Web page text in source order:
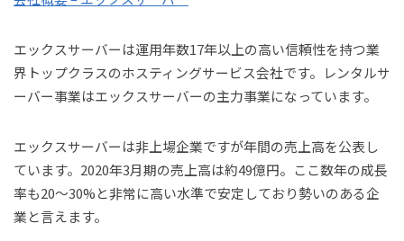
エックスサーバーは運用年数17年以上の高い信頼性を持つ業
界トップクラスのホスティングサービス会社です。レンタルサ
ーバー事業はエックスサーバーの主力事業になっています。
エックスサーバーは非上場企業ですが年間の売上高を公表し
ています。2020年3月期の売上高は約49億円。ここ数年の成長
率も20～30%と非常に高い水準で安定しており勢いのある企
業と言えます。